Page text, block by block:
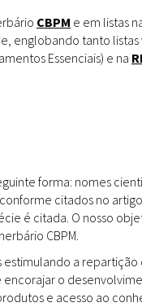
Acadêmicas
CBPM e em listas
englobando tanto
Essenciais) e na
forma: nomes
citados no
é citada. O nosso
CBPM.
a
encorajar o
e acesso ao